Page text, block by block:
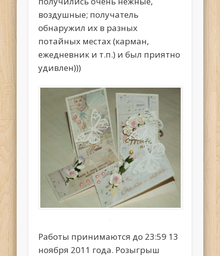
воздушные; получатель
обнаружил их в разных
потайных местах (карман,
ежедневник и т.п.) и был приятно
удивлен)))
Работы принимаются до 23:59 13
ноября 2011 года. Розыгрыш